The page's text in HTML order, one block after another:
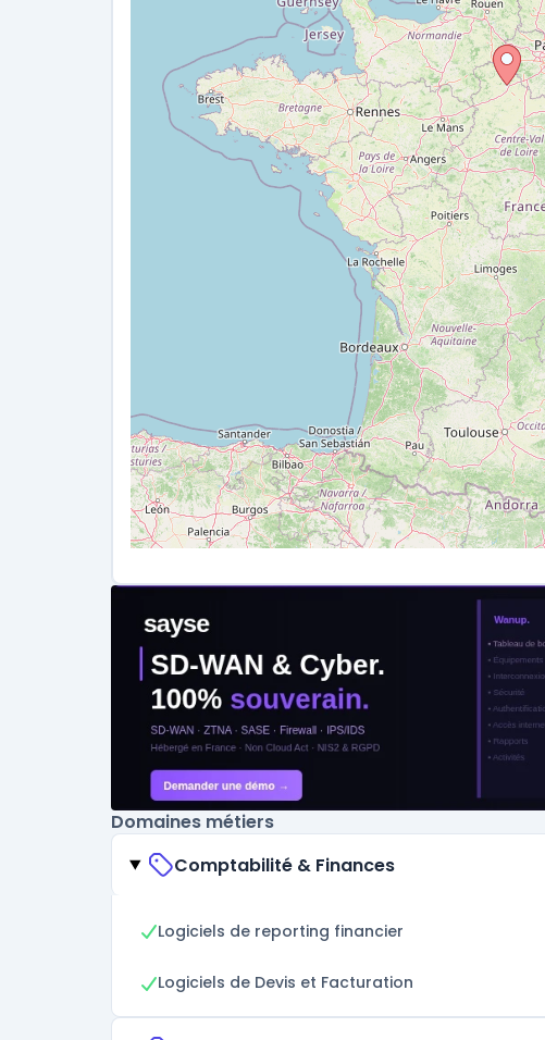
Domaines métiers
Comptabilité & Finances
Logiciels de reporting financier
Logiciels de Devis et Facturation